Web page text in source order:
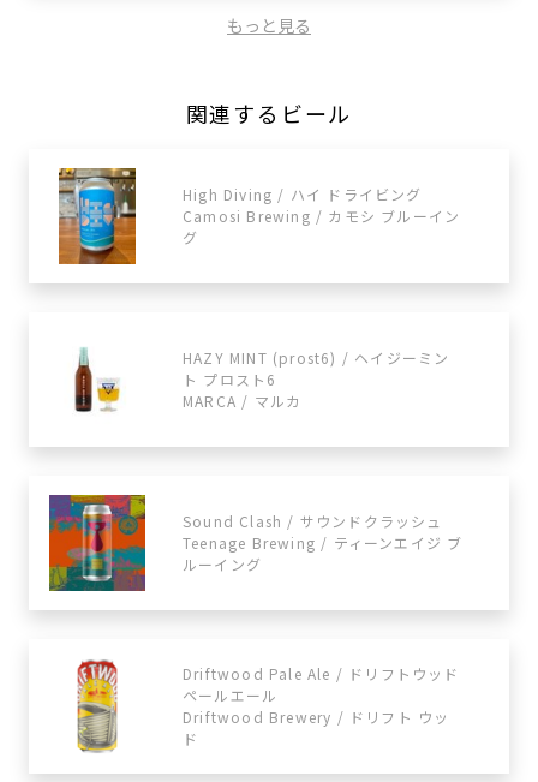
もっと見る
関連するビール
High Diving / ハイ ドライビング
Camosi Brewing / カモシ ブルーイン
グ
HAZY MINT (prost6) / ヘイジーミン
ト プロスト6
MARCA / マルカ
Sound Clash / サウンドクラッシュ
Teenage Brewing / ティーンエイジ ブ
ルーイング
Driftwood Pale Ale / ドリフトウッド
ペールエール
Driftwood Brewery / ドリフト ウッ
ド